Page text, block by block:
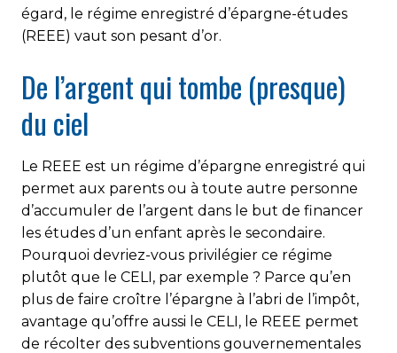
égard, le régime enregistré d’épargne-études
(REEE) vaut son pesant d’or.
De l’argent qui tombe (presque)
du ciel
Le REEE est un régime d’épargne enregistré qui
permet aux parents ou à toute autre personne
d’accumuler de l’argent dans le but de financer
les études d’un enfant après le secondaire.
Pourquoi devriez-vous privilégier ce régime
plutôt que le CELI, par exemple ? Parce qu’en
plus de faire croître l’épargne à l’abri de l’impôt,
avantage qu’offre aussi le CELI, le REEE permet
de récolter des subventions gouvernementales